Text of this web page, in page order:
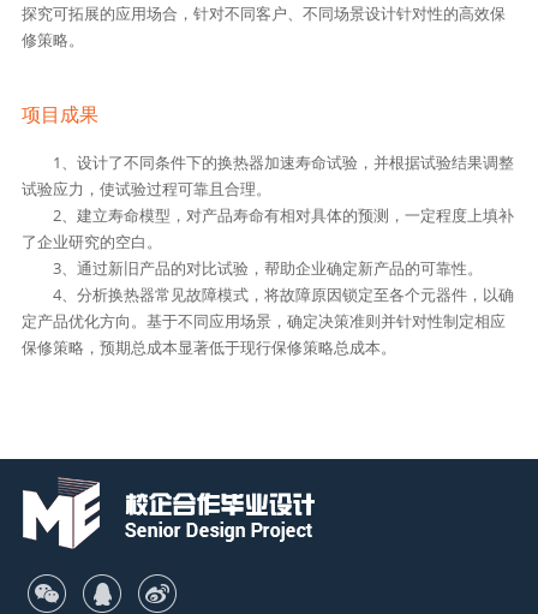
探究可拓展的应用场合，针对不同客户、不同场景设计针对性的高效保
修策略。
项目成果
1、设计了不同条件下的换热器加速寿命试验，并根据试验结果调整
试验应力，使试验过程可靠且合理。
2、建立寿命模型，对产品寿命有相对具体的预测，一定程度上填补
了企业研究的空白。
3、通过新旧产品的对比试验，帮助企业确定新产品的可靠性。
4、分析换热器常见故障模式，将故障原因锁定至各个元器件，以确
定产品优化方向。基于不同应用场景，确定决策准则并针对性制定相应
保修策略，预期总成本显著低于现行保修策略总成本。